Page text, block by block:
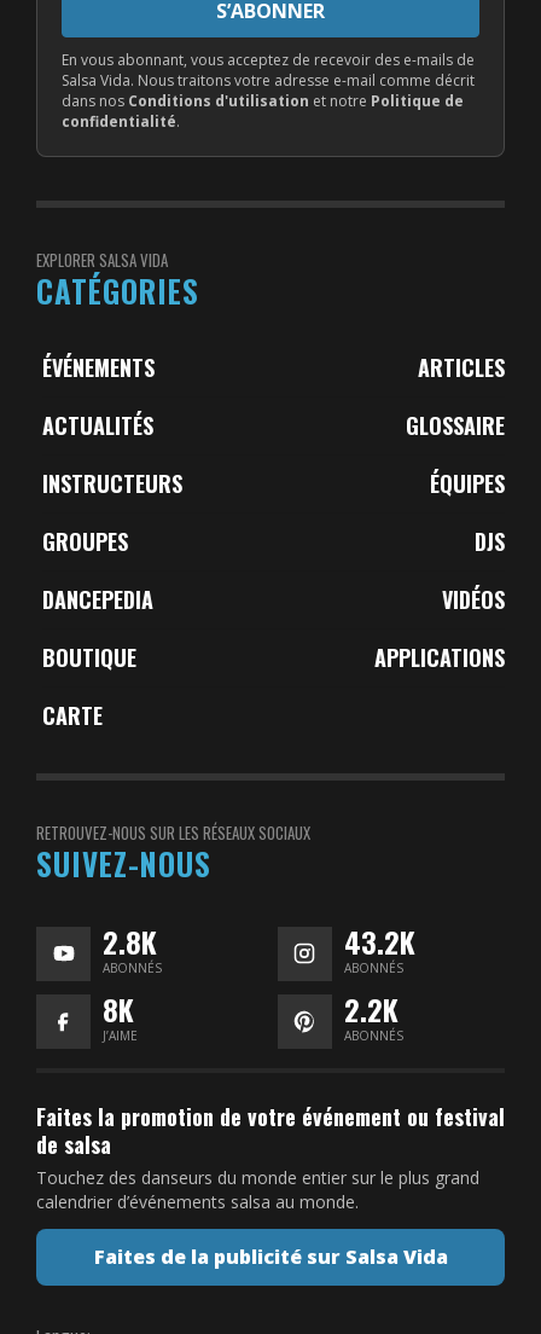
S’ABONNER
En vous abonnant, vous acceptez de recevoir des e-mails de
Salsa Vida. Nous traitons votre adresse e-mail comme décrit
dans nos Conditions d'utilisation et notre Politique de
confidentialité.
EXPLORER SALSA VIDA
CATÉGORIES
ARTICLES
ÉVÉNEMENTS
GLOSSAIRE
ACTUALITÉS
ÉQUIPES
INSTRUCTEURS
DJS
GROUPES
VIDÉOS
DANCEPEDIA
APPLICATIONS
BOUTIQUE
CARTE
RETROUVEZ-NOUS SUR LES RÉSEAUX SOCIAUX
SUIVEZ-NOUS
2.8K
ABONNÉS
43.2K
ABONNÉS
8K
J’AIME
2.2K
ABONNÉS
Faites la promotion de votre événement ou festival
de salsa
Touchez des danseurs du monde entier sur le plus grand
calendrier d’événements salsa au monde.
Faites de la publicité sur Salsa Vida